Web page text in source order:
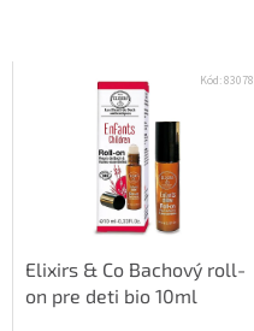
Elixirs & Co Bachový roll-
on pre deti bio 10ml
Kód:83078